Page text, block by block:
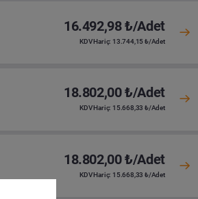
16.492,98 ₺/Adet
KDV Hariç: 13.744,15 ₺/Adet
18.802,00 ₺/Adet
KDV Hariç: 15.668,33 ₺/Adet
18.802,00 ₺/Adet
KDV Hariç: 15.668,33 ₺/Adet